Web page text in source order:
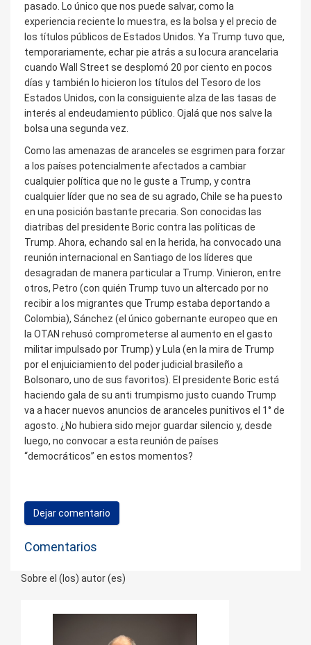
pasado. Lo único que nos puede salvar, como la
experiencia reciente lo muestra, es la bolsa y el precio de
los títulos públicos de Estados Unidos. Ya Trump tuvo que,
temporariamente, echar pie atrás a su locura arancelaria
cuando Wall Street se desplomó 20 por ciento en pocos
días y también lo hicieron los títulos del Tesoro de los
Estados Unidos, con la consiguiente alza de las tasas de
interés al endeudamiento público. Ojalá que nos salve la
bolsa una segunda vez.
Como las amenazas de aranceles se esgrimen para forzar
a los países potencialmente afectados a cambiar
cualquier política que no le guste a Trump, y contra
cualquier líder que no sea de su agrado, Chile se ha puesto
en una posición bastante precaria. Son conocidas las
diatribas del presidente Boric contra las políticas de
Trump. Ahora, echando sal en la herida, ha convocado una
reunión internacional en Santiago de los líderes que
desagradan de manera particular a Trump. Vinieron, entre
otros, Petro (con quién Trump tuvo un altercado por no
recibir a los migrantes que Trump estaba deportando a
Colombia), Sánchez (el único gobernante europeo que en
la OTAN rehusó comprometerse al aumento en el gasto
militar impulsado por Trump) y Lula (en la mira de Trump
por el enjuiciamiento del poder judicial brasileño a
Bolsonaro, uno de sus favoritos). El presidente Boric está
haciendo gala de su anti trumpismo justo cuando Trump
va a hacer nuevos anuncios de aranceles punitivos el 1° de
agosto. ¿No hubiera sido mejor guardar silencio y, desde
luego, no convocar a esta reunión de países
“democráticos” en estos momentos?
Dejar comentario
Comentarios
Sobre el (los) autor (es)